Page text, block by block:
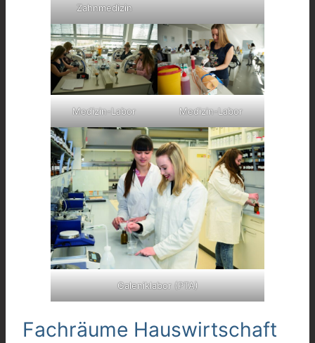
Zahnmedizin
Medizin-Labor Medizin-Labor
Galeniklabor (PTA)
Fachräume Hauswirtschaft